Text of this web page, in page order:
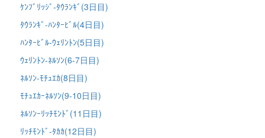
ｹﾝﾌﾞﾘｯｼﾞ-ﾀｳﾗﾝｷﾞ(3日目)
ﾀｳﾗﾝｷﾞ-ﾊﾝﾀｰﾋﾞﾙ(4日目)
ﾊﾝﾀｰﾋﾞﾙ-ｳｪﾘﾝﾄﾝ(5日目)
ｳｪﾘﾝﾄﾝ-ﾈﾙｿﾝ(6-7日目)
ﾈﾙｿﾝ-ﾓﾁｭｴｶ(8日目)
ﾓﾁｭｴｶｰﾈﾙｿﾝ(9-10日目)
ﾈﾙｿﾝｰﾘｯﾁﾓﾝﾄﾞ(11日目)
ﾘｯﾁﾓﾝﾄﾞ-ﾀｶｶ(12日目)